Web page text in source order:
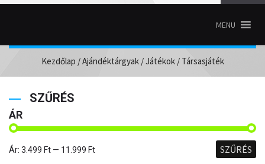
MENU
Kezdőlap /Ajándéktárgyak/Játékok/ Társasjáték
SZŰRÉS
ÁR
SZŰRÉS
Ár: 3.499 Ft — 11.999 Ft